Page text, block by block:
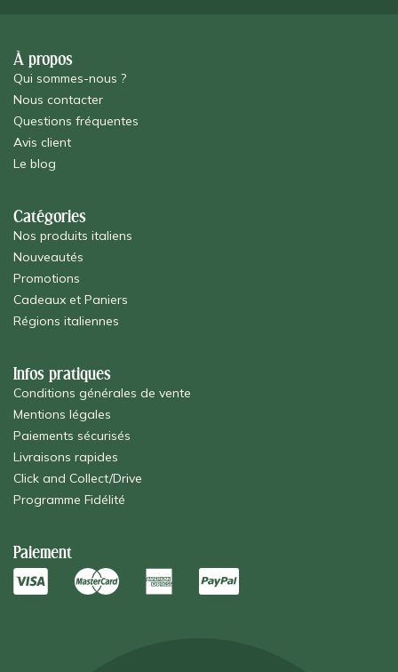
À propos
Qui sommes-nous ?
Nous contacter
Questions fréquentes
Avis client
Le blog
Catégories
Nos produits italiens
Nouveautés
Promotions
Cadeaux et Paniers
Régions italiennes
Infos pratiques
Conditions générales de vente
Mentions légales
Paiements sécurisés
Livraisons rapides
Click and Collect/Drive
Programme Fidélité
Paiement